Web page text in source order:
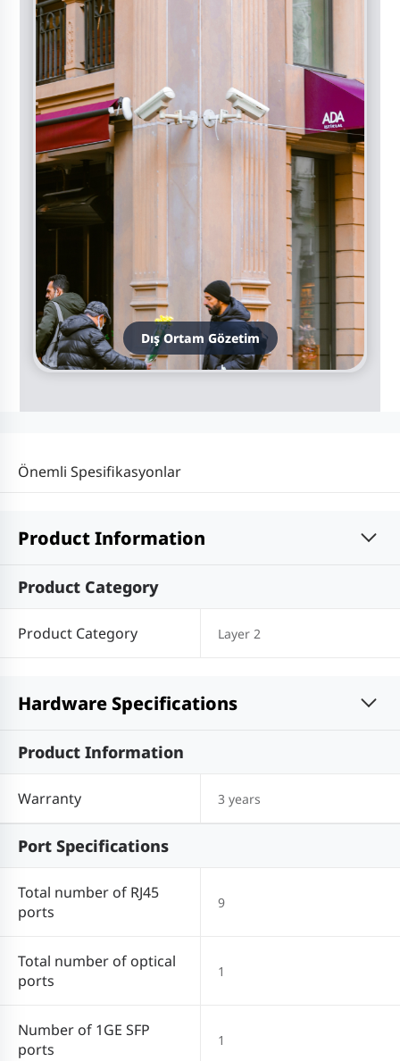
Dış Ortam Gözetim
Önemli Spesifikasyonlar
Product Information
Product Category
Product Category Layer 2
Hardware Specifications
Product Information
Warranty 3 years
Port Specifications
Total number of RJ45
ports
9
Total number of optical
ports
1
Number of 1GE SFP
ports
1